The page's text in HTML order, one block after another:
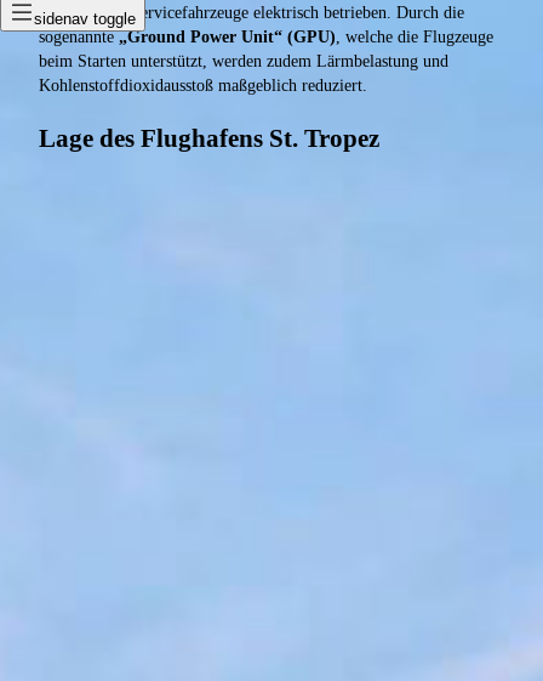
sidenav toggle
Gepäck- und Servicefahrzeuge elektrisch betrieben. Durch die
sogenannte„Ground Power Unit“ (GPU), welche die Flugzeuge
beim Starten unterstützt, werden zudem Lärmbelastung und
Kohlenstoffdioxidausstoß maßgeblich reduziert.
Lage des Flughafens St. Tropez